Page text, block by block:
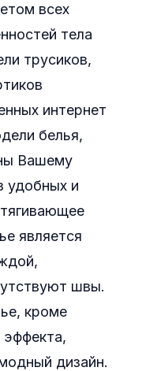
всех
тела
трусиков,
интернет
белья,
Вашему
удобных и
является
швы.
кроме
эффекта,
дизайн.